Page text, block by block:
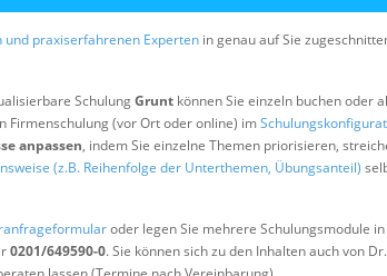
praxiserfahrenen Experten in genau auf Sie
SchulungGrunt können Sie einzeln buchen oder
Firmenschulung (vor Ort oder online) im
anpassen, indem Sie einzelne Themen priorisieren,
(z.B. Reihenfolge der Unterthemen, Übungsanteil)
oder legen Sie mehrere Schulungsmodule
0201/649590-0. Sie können sich zu den Inhalten auch von Dr.